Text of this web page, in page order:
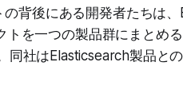
背後にある開発者たちは
を一つの製品群にまとめ
社はElasticsearch製品との